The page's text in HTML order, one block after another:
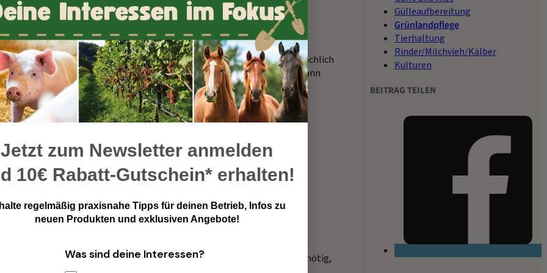
Bodenfräse auf den Untergrund aufgesprüht. Die Organik wird oberflächlich
abgeschlossen und eine Grundbodenbearbeitung und Saat kann
Einarbeitung. Die Rottelenkung erfolgt in der Streu und überträgt sich
der Aussaat die Flächenrotte bevor. Auch auf dem Grünland wird
keine hohe mikrobielle Aktivität im Boden. Diese ist aber nötig,
Gülleaufbereitung
Grünlandpflege
Tierhaltung
Rinder/Milchvieh/Kälber
Kulturen
BEITRAG TEILEN
Jetzt zum Newsletter anmelden
10€ Rabatt-Gutschein* erhalten!
regelmäßig praxisnahe Tipps für deinen Betrieb, Infos zu
neuen Produkten und exklusiven Angebote!
Was sind deine Interessen?